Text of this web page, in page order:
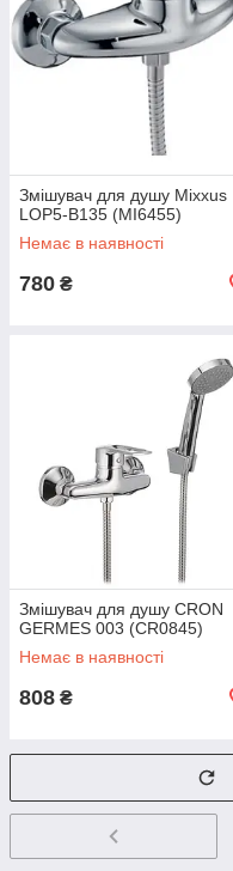
Змішувач для душу Mixxus
LOP5-B135 (MI6455)
Немає в наявності
780 ₴
Змішувач для душу CRON
GERMES 003 (CR0845)
Немає в наявності
808 ₴